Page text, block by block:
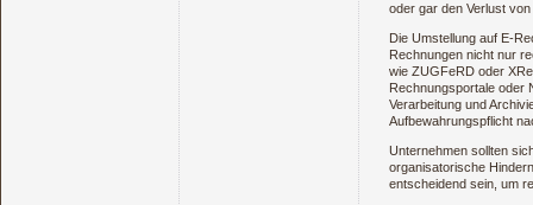
oder gar den Verlust
Die Umstellung auf E-
Rechnungen nicht nur
wie ZUGFeRD oder
Rechnungsportale oder
Verarbeitung und
Aufbewahrungspflicht
Unternehmen sollten
organisatorische
entscheidend sein, um